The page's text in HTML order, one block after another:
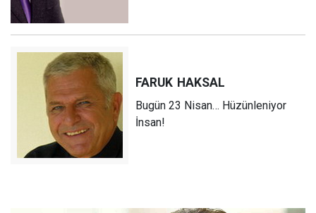
FARUK HAKSAL
Bugün 23 Nisan… Hüzünleniyor
İnsan!